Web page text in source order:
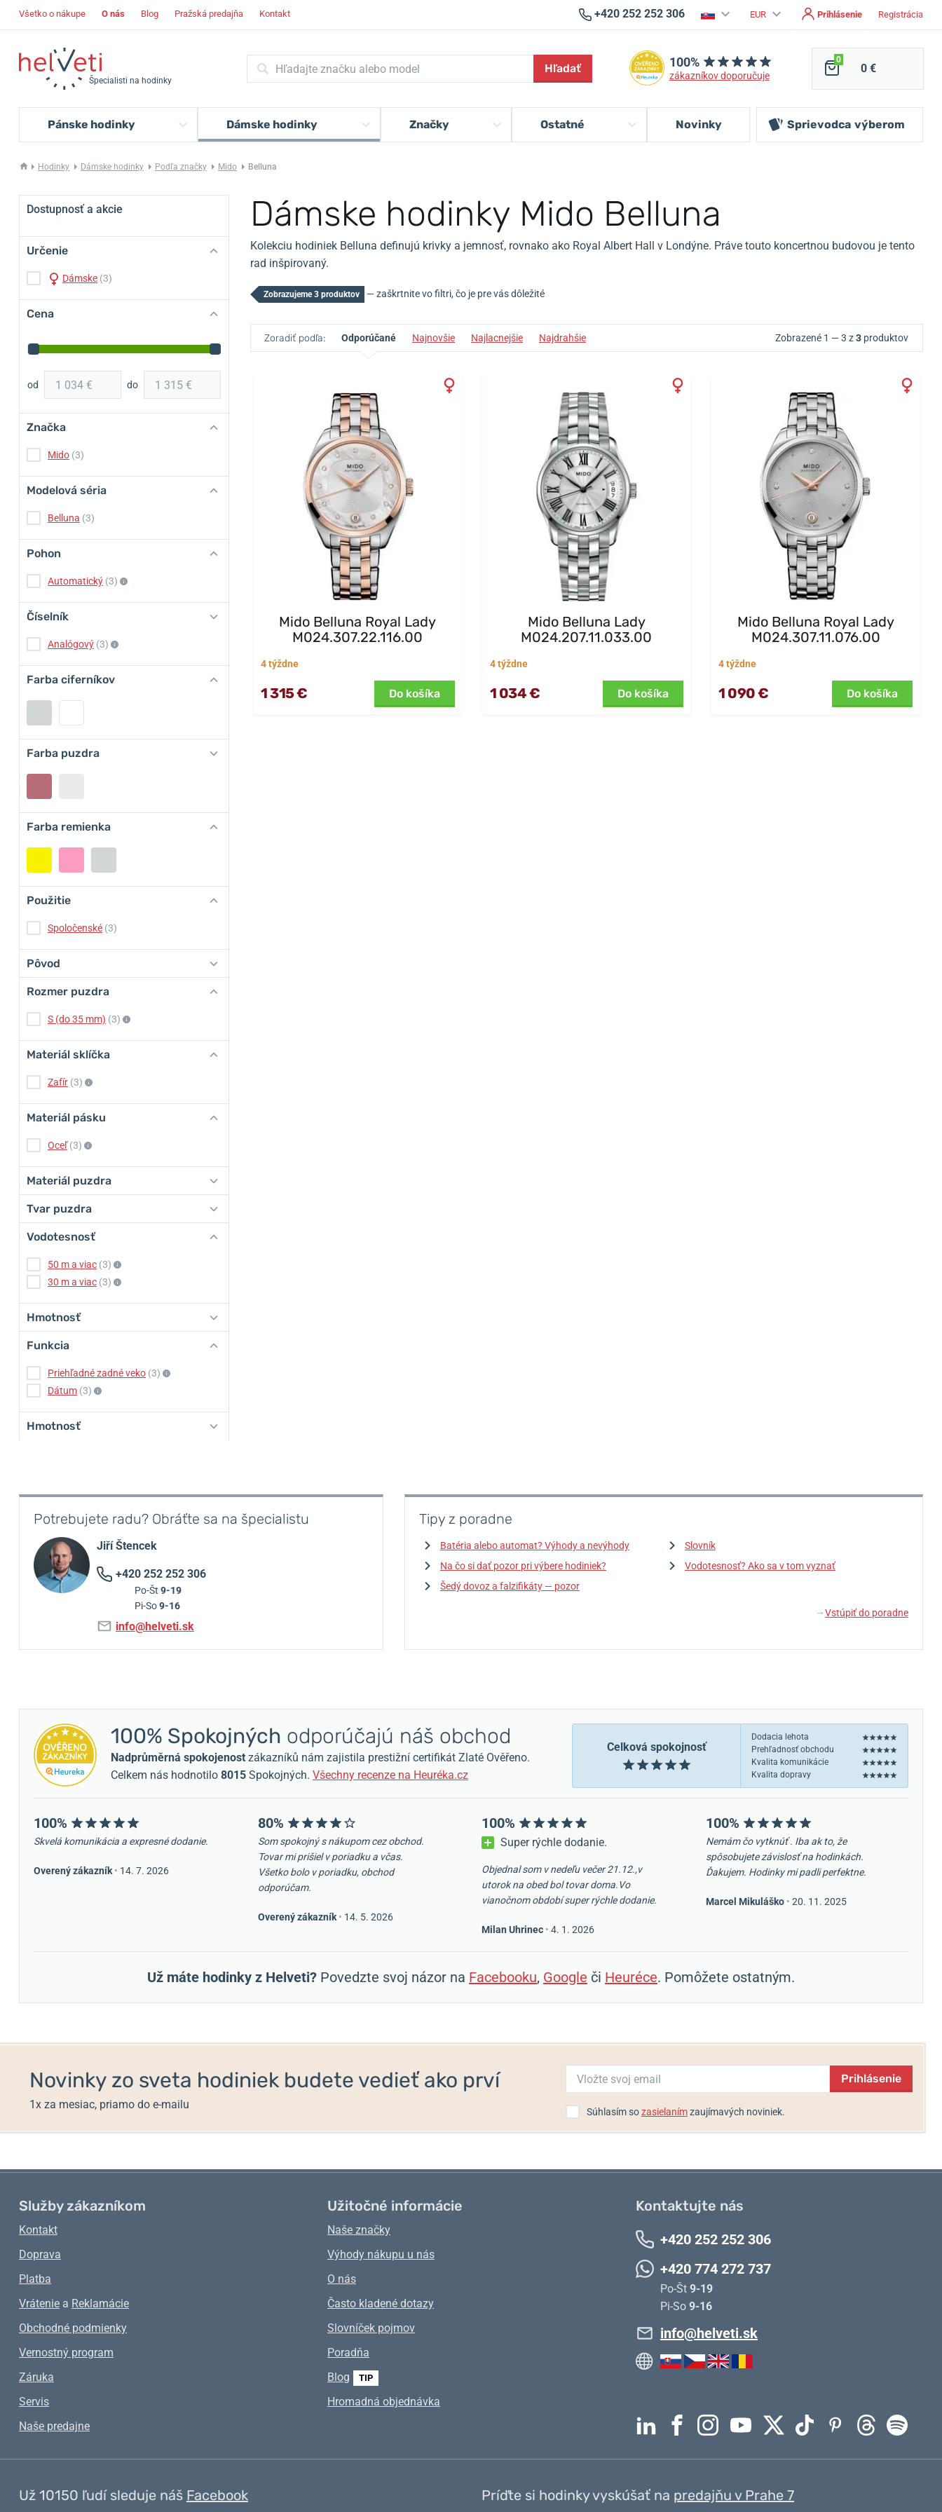
Všetko o nákupe O nás Blog Pražská predajňa Kontakt +420 252 252 306 EUR Prihlásenie Registrácia
Špecialisti na hodinky
Hľadať 100%
zákazníkov doporučuje
0
0 €
Pánske hodinky Dámske hodinky Značky Ostatné Novinky Sprievodca výberom
Hodinky Dámske hodinky Podľa značky Mido Belluna
Dámske hodinky Mido Belluna
Kolekciu hodiniek Belluna definujú krivky a jemnosť, rovnako ako Royal Albert Hall v Londýne. Práve touto koncertnou budovou je tento
rad inšpirovaný.
Dostupnosť a akcie
Určenie
Dámske (3)
Cena
od do
Značka
Mido (3)
Modelová séria
Belluna (3)
Pohon
Automatický (3)
Číselník
Analógový (3)
Farba ciferníkov
Farba puzdra
Farba remienka
Použitie
Spoločenské (3)
Pôvod
Rozmer puzdra
S (do 35 mm) (3)
Materiál sklíčka
Zafír (3)
Materiál pásku
Oceľ (3)
Materiál puzdra
Tvar puzdra
Vodotesnosť
50 m a viac (3)
30 m a viac (3)
Hmotnosť
Funkcia
Priehľadné zadné veko (3)
Dátum (3)
Hmotnosť
Zobrazujeme 3 produktov — zaškrtnite vo filtri, čo je pre vás dôležité
Zoradiť podľa: Odporúčané Najnovšie Najlacnejšie Najdrahšie Zobrazené 1 — 3 z3 produktov
Mido Belluna Royal Lady
M024.307.22.116.00
4 týždne
1 315 € Do košíka
Mido Belluna Lady
M024.207.11.033.00
4 týždne
1 034 € Do košíka
Mido Belluna Royal Lady
M024.307.11.076.00
4 týždne
1 090 € Do košíka
Potrebujete radu? Obráťte sa na špecialistu
Jiří Štencek
+420 252 252 306
Po-Št 9-19
Pi-So9-16
info@helveti.sk
Tipy z poradne
Batéria alebo automat? Výhody a nevýhody
Slovník
Na čo si dať pozor pri výbere hodiniek?
Vodotesnosť? Ako sa v tom vyznať
Šedý dovoz a falzifikáty — pozor
↓ Vstúpiť do poradne
Celková spokojnosť
Dodacia lehota
Prehľadnosť obchodu
Kvalita komunikácie
Kvalita dopravy
100% Spokojných odporúčajú náš obchod
Nadprůměrná spokojenost zákazníků nám zajistila prestižní certifikát Zlaté Ověřeno.
Celkem nás hodnotilo 8015 Spokojných. Všechny recenze na Heuréka.cz
100%
Skvelá komunikácia a expresné dodanie.
Overený zákazník • 14. 7. 2026
80%
Som spokojný s nákupom cez obchod.
Tovar mi prišiel v poriadku a včas.
Všetko bolo v poriadku, obchod
odporúčam.
Overený zákazník • 14. 5. 2026
100%
Super rýchle dodanie.
Objednal som v nedeľu večer 21.12.,v
utorok na obed bol tovar doma.Vo
vianočnom období super rýchle dodanie.
Milan Uhrinec • 4. 1. 2026
100%
Nemám čo vytknúť . Iba ak to, že
spôsobujete závislosť na hodinkách.
Ďakujem. Hodinky mi padli perfektne.
Marcel Mikuláško • 20. 11. 2025
Už máte hodinky z Helveti? Povedzte svoj názor na Facebooku, Google či Heuréce. Pomôžete ostatným.
Novinky zo sveta hodiniek budete vedieť ako prví
1x za mesiac, priamo do e-mailu
Prihlásenie
Súhlasím sozasielanímzaujímavých noviniek.
Služby zákazníkom
Kontakt
Doprava
Platba
Vrátenie a Reklamácie
Obchodné podmienky
Vernostný program
Záruka
Servis
Naše predajne
Užitočné informácie
Naše značky
Výhody nákupu u nás
O nás
Často kladené dotazy
Slovníček pojmov
Poradňa
Blog
TIP
Hromadná objednávka
Kontaktujte nás
+420 252 252 306
+420 774 272 737
Po-Št 9-19
Pi-So 9-16
info@helveti.sk
Už 10150 ľudí sleduje náš Facebook Príďte si hodinky vyskúšať na predajňu v Prahe 7